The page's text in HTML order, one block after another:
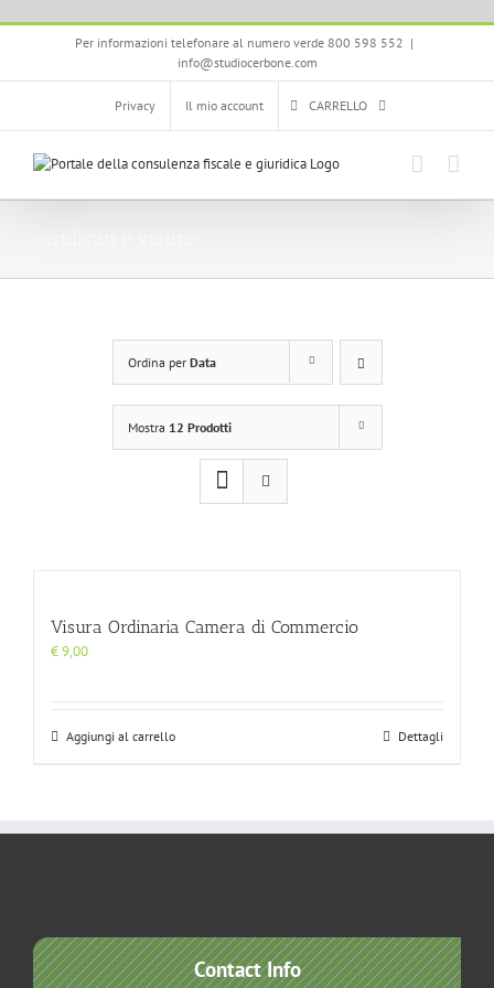
Salta
Per informazioni telefonare al numero verde 800 598 552 |
info@studiocerbone.com
Privacy Il mio account CARRELLO
Ordina per Data
Mostra 12 Prodotti
Visura Ordinaria Camera di Commercio
€9,00
Aggiungi al carrello Dettagli
Contact Info